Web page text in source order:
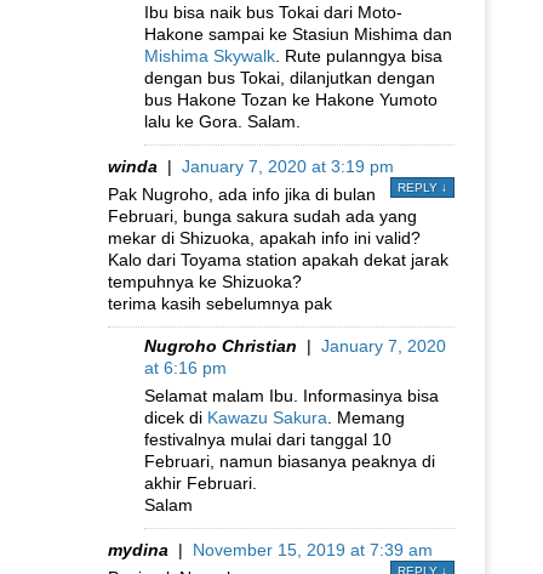
Ibu bisa naik bus Tokai dari Moto-
Hakone sampai ke Stasiun Mishima dan
Mishima Skywalk . Rute pulanngya bisa
dengan bus Tokai, dilanjutkan dengan
bus Hakone Tozan ke Hakone Yumoto
lalu ke Gora. Salam.
winda | January 7, 2020 at 3:19 pm
REPLY ↓
Pak Nugroho, ada info jika di bulan
Februari, bunga sakura sudah ada yang
mekar di Shizuoka, apakah info ini valid?
Kalo dari Toyama station apakah dekat jarak
tempuhnya ke Shizuoka?
terima kasih sebelumnya pak
Nugroho Christian | January 7, 2020
at 6:16 pm
Selamat malam Ibu. Informasinya bisa
dicek di Kawazu Sakura . Memang
festivalnya mulai dari tanggal 10
Februari, namun biasanya peaknya di
akhir Februari.
Salam
mydina | November 15, 2019 at 7:39 am
REPLY ↓